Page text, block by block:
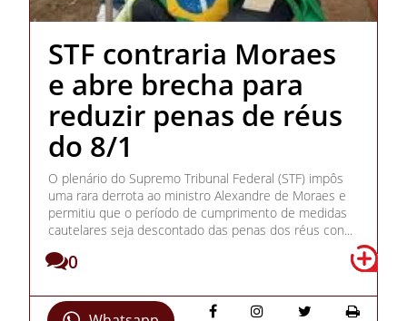
STF contraria Moraes
e abre brecha para
reduzir penas de réus
do 8/1
O plenário do Supremo Tribunal Federal (STF) impôs
uma rara derrota ao ministro Alexandre de Moraes e
permitiu que o período de cumprimento de medidas
cautelares seja descontado das penas dos réus con...
0